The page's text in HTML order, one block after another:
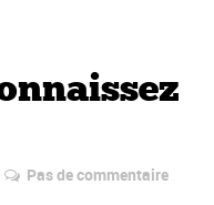
Pas de commentaire